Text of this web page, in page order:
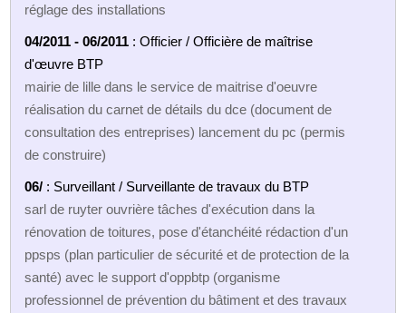
réglage des installations
04/2011 - 06/2011 : Officier / Officière de maîtrise
d'œuvre BTP
mairie de lille dans le service de maitrise d'oeuvre
réalisation du carnet de détails du dce (document de
consultation des entreprises) lancement du pc (permis
de construire)
06/ : Surveillant / Surveillante de travaux du BTP
sarl de ruyter ouvrière tâches d'exécution dans la
rénovation de toitures, pose d'étanchéité rédaction d'un
ppsps (plan particulier de sécurité et de protection de la
santé) avec le support d'oppbtp (organisme
professionnel de prévention du bâtiment et des travaux